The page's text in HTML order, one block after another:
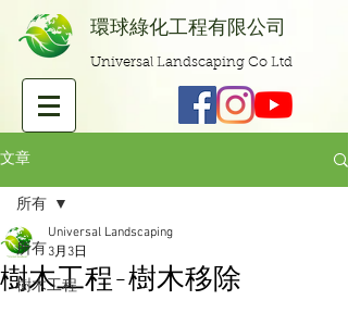
​環球綠化工程有限公司
Universal Landscaping Co Ltd
文章
所有
樹木工程
所有
樹木工程-樹木移除
Universal Landscaping
3月3日